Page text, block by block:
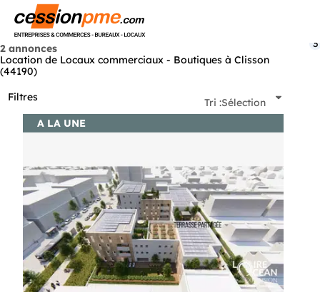
2 annonces
Location de Locaux commerciaux - Boutiques à Clisson
(44190)
Filtres
3
Tri :Sélection
A LA UNE